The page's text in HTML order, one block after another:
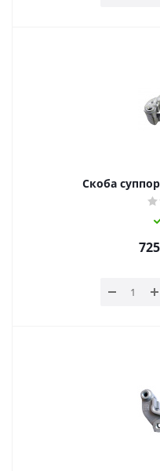
Скоба
725